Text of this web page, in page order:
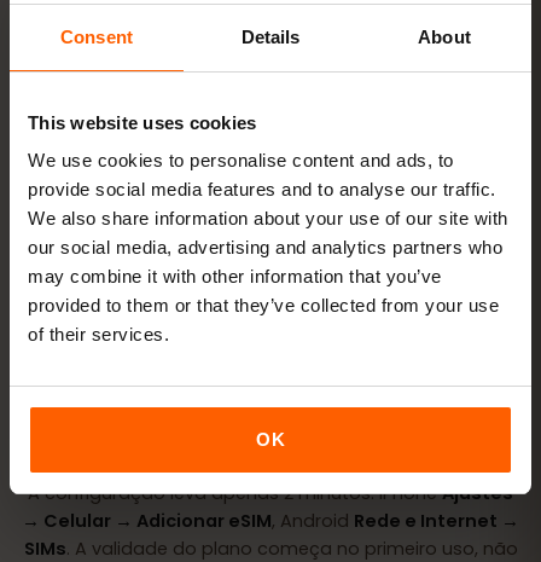
Consent Details About
This website uses cookies
We use cookies to personalise content and ads, to
provide social media features and to analyse our traffic.
We also share information about your use of our site with
our social media, advertising and analytics partners who
may combine it with other information that you’ve
provided to them or that they’ve collected from your use
of their services.
OK
Compre um plano código QR na hora por
e‑mail
Instale o eSIM leia o código QR em casa
por Wi‑Fi
Fique online ative o roaming de dados em
A configuração leva apenas 2 minutos: iPhoneAjustes
→ Celular → Adicionar eSIM, Android Rede e Internet →
SIMs. A validade do plano começa no primeiro uso, não